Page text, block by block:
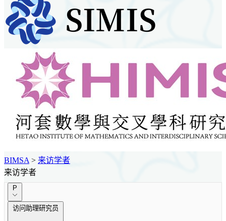
BIMSA > 来访学者
来访学者
P
访问助理研究员